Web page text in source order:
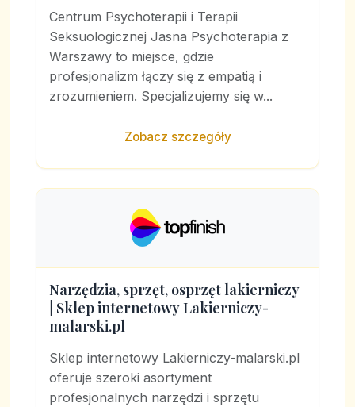
Centrum Psychoterapii i Terapii
Seksuologicznej Jasna Psychoterapia z
Warszawy to miejsce, gdzie
profesjonalizm łączy się z empatią i
zrozumieniem. Specjalizujemy się w...
Zobacz szczegóły
Narzędzia, sprzęt, osprzęt lakierniczy
| Sklep internetowy Lakierniczy-
malarski.pl
Sklep internetowy Lakierniczy-malarski.pl
oferuje szeroki asortyment
profesjonalnych narzędzi i sprzętu